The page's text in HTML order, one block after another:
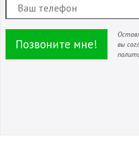
Позвоните мне!
вы